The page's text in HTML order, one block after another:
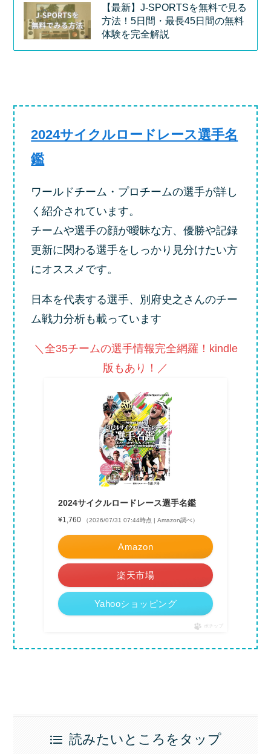
【最新】J-SPORTSを無料で見る
方法！5日間・最長45日間の無料
体験を完全解説
2024サイクルロードレース選手名
鑑
ワールドチーム・プロチームの選手が詳し
く紹介されています。
チームや選手の顔が曖昧な方、優勝や記録
更新に関わる選手をしっかり見分けたい方
にオススメです。
日本を代表する選手、別府史之さんのチー
ム戦力分析も載っています
＼全35チームの選手情報完全網羅！kindle
版もあり！／
2024サイクルロードレース選手名鑑
¥1,760 （2026/07/31 07:44時点 | Amazon調べ）
Amazon
楽天市場
Yahooショッピング
ポチップ
読みたいところをタップ